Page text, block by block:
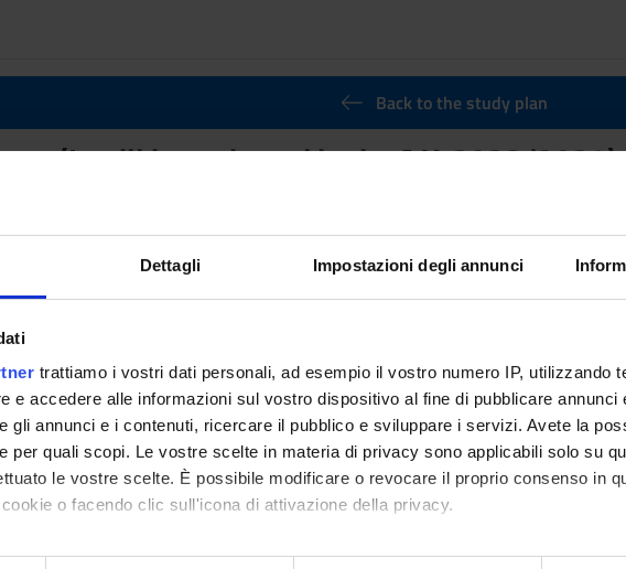
Dettagli Impostazioni degli annunci
trattiamo i vostri dati personali, ad esempio il vostro numero IP, utilizzando
e accedere alle informazioni sul vostro dispositivo al fine di pubblicare annunci
gli annunci e i contenuti, ricercare il pubblico e sviluppare i servizi. Avete la
per quali scopi. Le vostre scelte in materia di privacy sono applicabili solo su
le vostre scelte. È possibile modificare o revocare il proprio consenso in
o facendo clic sull'icona di attivazione della privacy.
anche:
Back to the study plan
(It will be activated in the A.Y. 2023/2024)
40
Sector (SSD)